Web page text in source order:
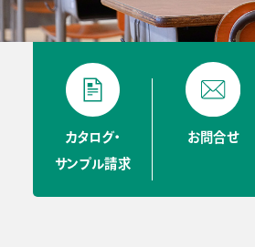
カタログ・
サンプル請求
お問合せ